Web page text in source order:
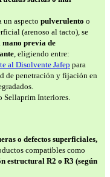
un aspecto pulverulento o
(arenoso al tacto), se
mano previa de
, eligiendo entre:
al Disolvente Jafep para
de penetración y fijación en
Sellaprim Interiores.
o defectos superficiales,
compatibles como
estructural R2 o R3 (según